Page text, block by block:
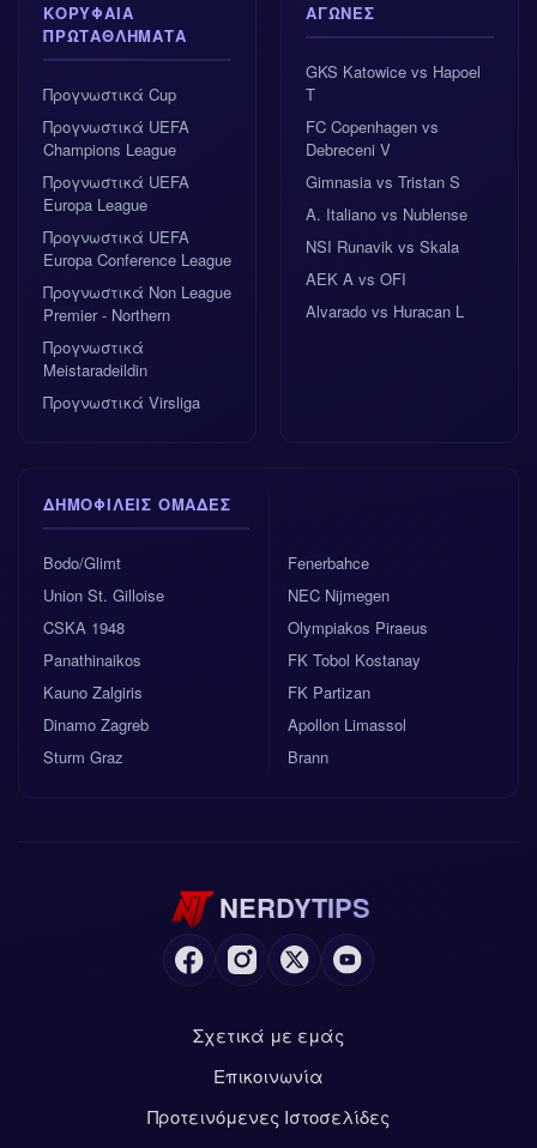
ΚΟΡΥΦΑΊΑ
ΠΡΩΤΑΘΛΉΜΑΤΑ
Προγνωστικά Cup
Προγνωστικά UEFA
Champions League
Προγνωστικά UEFA
Europa League
Προγνωστικά UEFA
Europa Conference League
Προγνωστικά Non League
Premier - Northern
Προγνωστικά
Meistaradeildin
Προγνωστικά Virsliga
ΑΓΏΝΕΣ
GKS Katowice vs Hapoel
T
FC Copenhagen vs
Debreceni V
Gimnasia vs Tristan S
A. Italiano vs Nublense
NSI Runavik vs Skala
AEK A vs OFI
Alvarado vs Huracan L
ΔΗΜΟΦΙΛΕΊΣ ΟΜΆΔΕΣ
Bodo/Glimt
Union St. Gilloise
CSKA 1948
Panathinaikos
Kauno Zalgiris
Dinamo Zagreb
Sturm Graz
Fenerbahce
NEC Nijmegen
Olympiakos Piraeus
FK Tobol Kostanay
FK Partizan
Apollon Limassol
Brann
NERDYTIPS
Σχετικά με εμάς
Επικοινωνία
Προτεινόμενες Ιστοσελίδες